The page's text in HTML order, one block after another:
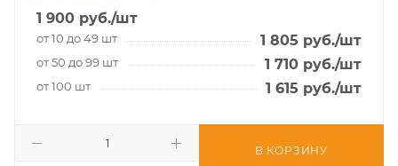
1 900 руб./шт
от 10 до 49 шт 1 805 руб./шт
от 50 до 99 шт 1 710 руб./шт
от 100 шт 1 615 руб./шт
В КОРЗИНУ